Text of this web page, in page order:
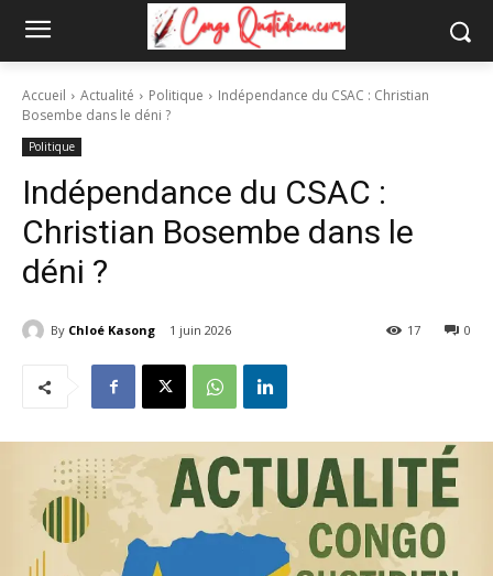
Accueil Actualité Politique
Indépendance du CSAC : Christian
Bosembe dans le déni ?
Politique
Indépendance du CSAC :
Christian Bosembe dans le
déni ?
By Chloé Kasong 1 juin 2026 0
17